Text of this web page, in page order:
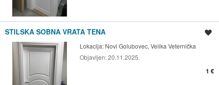
STILSKA SOBNA VRATA TENA
Lokacija: Novi Golubovec, Velika Veternička
Objavljen:20.11.2025.
1 €